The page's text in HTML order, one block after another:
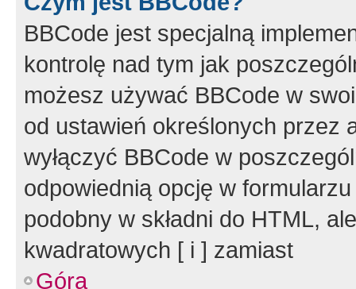
BBCode jest specjalną
kontrolę nad tym jak
możesz używać BBCode w
od ustawień określonych przez
wyłączyć BBCode w
odpowiednią opcję w
podobny w składni do HTML,
kwadratowych [ i ] zamiast
Góra